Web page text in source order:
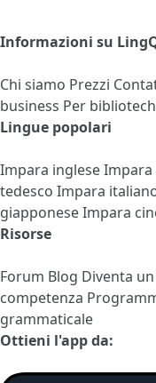
Informazioni su
Chi siamo Prezzi
business Per
Lingue popolari
Impara ingleseImpara
tedesco Impara
giapponeseImpara
Risorse
Forum Blog Diventa
competenza
grammaticale
Ottieni l'app da: